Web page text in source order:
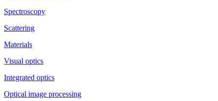
Spectroscopy
Scattering
Materials
Visual optics
Integrated optics
Optical image processing